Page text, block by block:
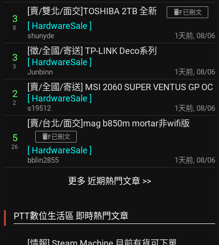
3
8
[賣/雙北/面交]TOSHIBA 2TB 全新 已刪文
[ HardwareSale ]
shunyde 1天前, 08/06
3
3
[徵/全國/寄送] TP-LINK Deco系列
[ HardwareSale ]
Junbinn 1天前, 08/06
2
2
[賣/全國/寄送] MSI 2060 SUPER VENTUS GP OC
[ HardwareSale ]
s19512 1天前, 08/06
5
26
[賣/台北/面交]mag b850m mortar非wifi版
已刪文
[ HardwareSale ]
bblin2855 1天前, 08/06
更多 近期熱門文章 >>
PTT數位生活區 即時熱門文章